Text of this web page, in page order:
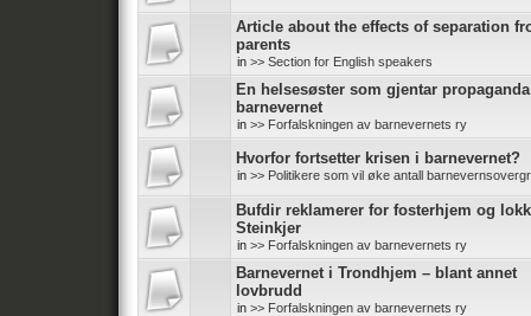
Article about the effects of separation
parents
in >> Section for English speakers
En helsesøster som gjentar
barnevernet
in >> Forfalskningen av barnevernets ry
Hvorfor fortsetter krisen i barnevernet?
in >> Politikere som vil øke antall
Bufdir reklamerer for fosterhjem og
Steinkjer
in >> Forfalskningen av barnevernets ry
Barnevernet i Trondhjem – blant annet
lovbrudd
in >> Forfalskningen av barnevernets ry